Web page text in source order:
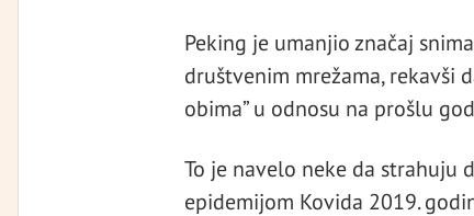
Peking je umanjio značaj
društvenim mrežama, rekavši
obima” u odnosu na prošlu
To je navelo neke da strahuju
epidemijom Kovida 2019.